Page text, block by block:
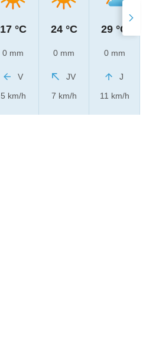
17 °C
0 mm
V
5 km/h
24 °C
0 mm
JV
7 km/h
29 °C
0 mm
J
11 km/h